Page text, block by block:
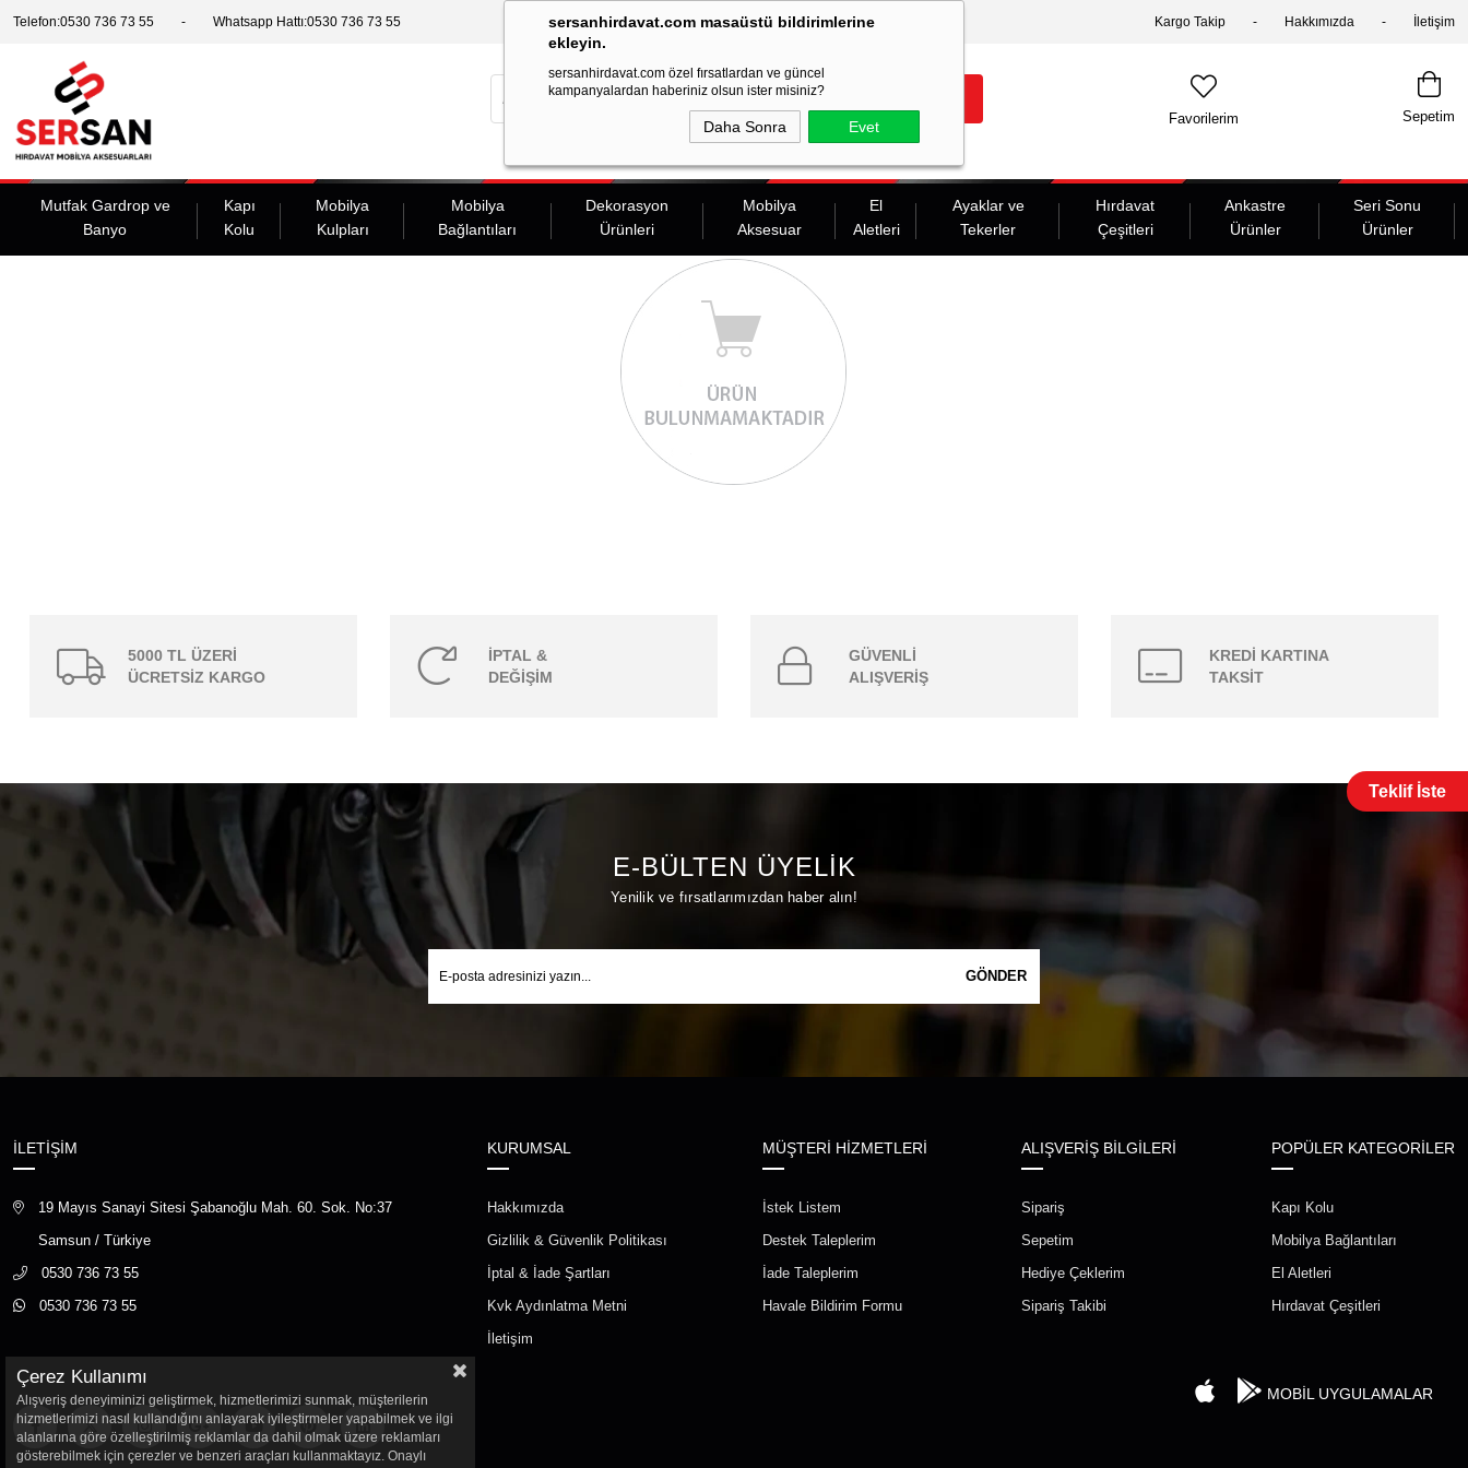
sersanhirdavat.com masaüstü bildirimlerine
ekleyin.
sersanhirdavat.com özel fırsatlardan ve güncel
kampanyalardan haberiniz olsun ister misiniz?
Daha Sonra Evet
Telefon:0530 736 73 55 Whatsapp Hattı:0530 736 73 55 Kargo Takip Hakkımızda İletişim
Teklif İste
Sepetim
Favorilerim
Mutfak Gardrop ve
Banyo
Kapı
Kolu
Mobilya
Kulpları
Mobilya
Bağlantıları
Dekorasyon
Ürünleri
Mobilya
Aksesuar
El
Aletleri
Ayaklar ve
Tekerler
Hırdavat
Çeşitleri
Ankastre
Ürünler
Seri Sonu
Ürünler
5000 TL ÜZERİ
ÜCRETSİZ KARGO
İPTAL &
DEĞİŞİM
GÜVENLİ
ALIŞVERİŞ
KREDİ KARTINA
TAKSİT
E-BÜLTEN ÜYELİK
Yenilik ve fırsatlarımızdan haber alın!
GÖNDER
İLETİŞİM
19 Mayıs Sanayi Sitesi Şabanoğlu Mah. 60. Sok. No:37
Samsun / Türkiye
0530 736 73 55
0530 736 73 55
KURUMSAL
Hakkımızda
Gizlilik & Güvenlik Politikası
İptal & İade Şartları
Kvk Aydınlatma Metni
İletişim
MÜŞTERİ HİZMETLERİ
İstek Listem
Destek Taleplerim
İade Taleplerim
Havale Bildirim Formu
ALIŞVERİŞ BİLGİLERİ
Sipariş
Sepetim
Hediye Çeklerim
Sipariş Takibi
POPÜLER KATEGORİLER
Kapı Kolu
Mobilya Bağlantıları
El Aletleri
Hırdavat Çeşitleri
MOBİL UYGULAMALAR
Çerez Kullanımı
Alışveriş deneyiminizi geliştirmek, hizmetlerimizi sunmak, müşterilerin
hizmetlerimizi nasıl kullandığını anlayarak iyileştirmeler yapabilmek ve ilgi
alanlarına göre özelleştirilmiş reklamlar da dahil olmak üzere reklamları
gösterebilmek için çerezler ve benzeri araçları kullanmaktayız. Onaylı